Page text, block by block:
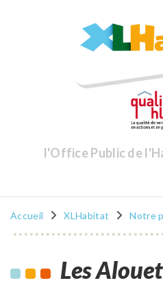
l'Office Public de
Accueil XLHabitat Notre
Les